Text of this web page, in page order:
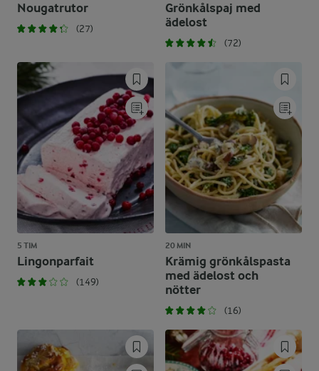
Nougatrutor
(27)
Grönkålspaj med
ädelost
(72)
5 TIM
Lingonparfait
(149)
20 MIN
Krämig grönkålspasta
med ädelost och
nötter
(16)